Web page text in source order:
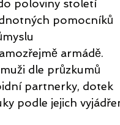
poloviny století
pomocníků
armádě.
dle průzkumů
partnerky, dotek
podle jejich